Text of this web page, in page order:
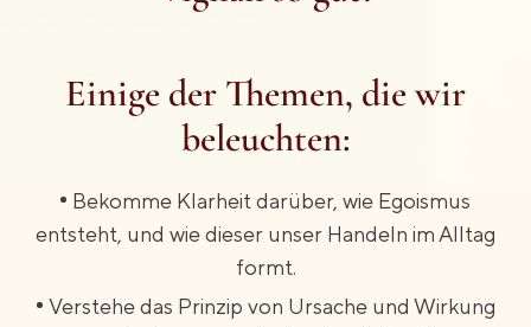
Einige der Themen, die wir
beleuchten:
Bekomme Klarheit darüber, wie Egoismus
entsteht, und wie dieser unser Handeln im Alltag
formt.
Verstehe das Prinzip von Ursache und Wirkung